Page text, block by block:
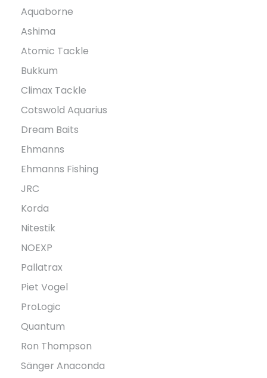
Aquaborne
Ashima
Atomic Tackle
Bukkum
Climax Tackle
Cotswold Aquarius
Dream Baits
Ehmanns
Ehmanns Fishing
JRC
Korda
Nitestik
NOEXP
Pallatrax
Piet Vogel
ProLogic
Quantum
Ron Thompson
Sänger Anaconda